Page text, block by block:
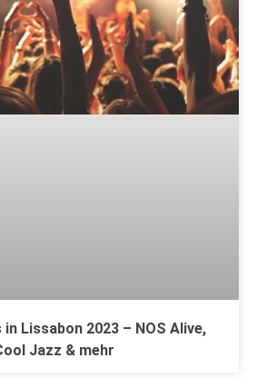
Lissabon 2023 – NOS Alive,
Jazz & mehr